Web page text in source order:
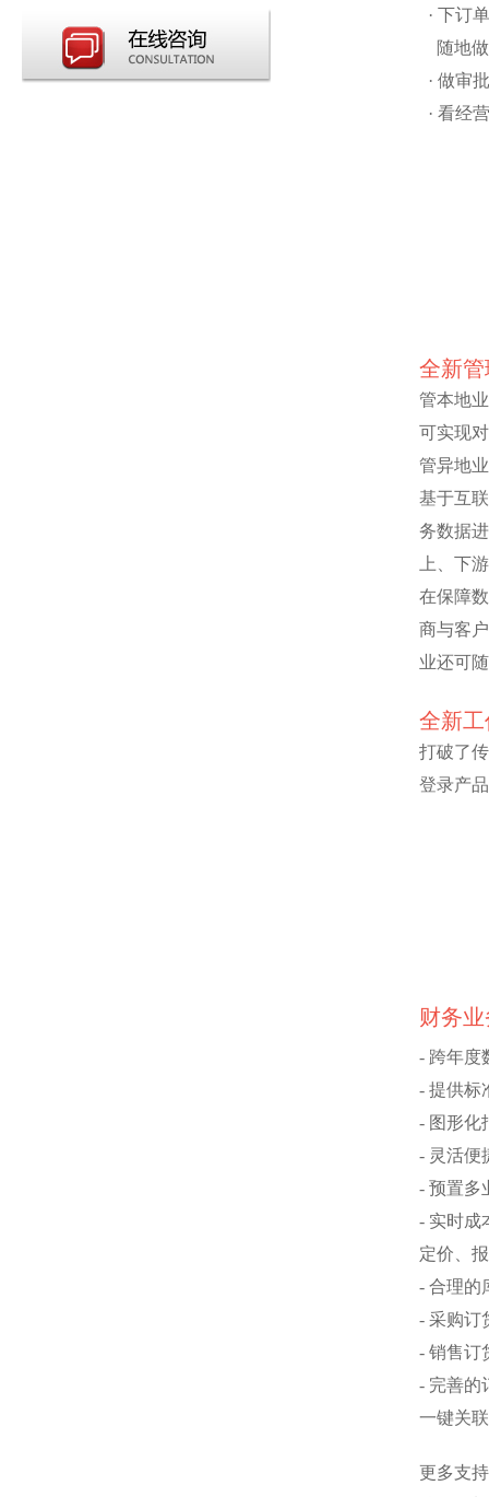
· 下订
随地做
· 做审
· 看经
全新
管本地
可实现
管异地
基于互
务数据
上、下
在保障
商与客
业还可
全新
打破了
登录产
财务
- 跨年度
- 提供标
- 图形化
- 灵活便
- 预置多
- 实时成
定价、
- 合理的
- 采购订
- 销售订
- 完善的
一键关
更多支